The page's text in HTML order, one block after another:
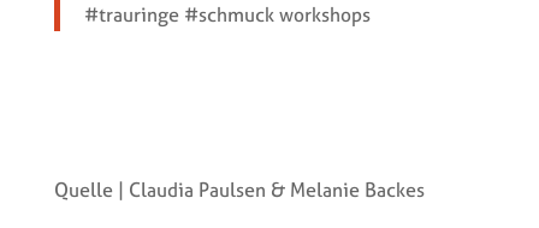
#trauringe #schmuck workshops
Quelle | Claudia Paulsen & Melanie Backes